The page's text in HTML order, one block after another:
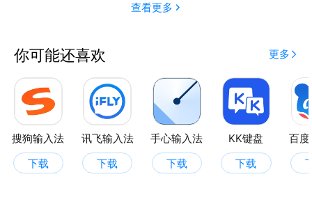
查看更多
你可能还喜欢 更多
搜狗输入法
下载
讯飞输入法
下载
手心输入法
下载
KK键盘
下载
百